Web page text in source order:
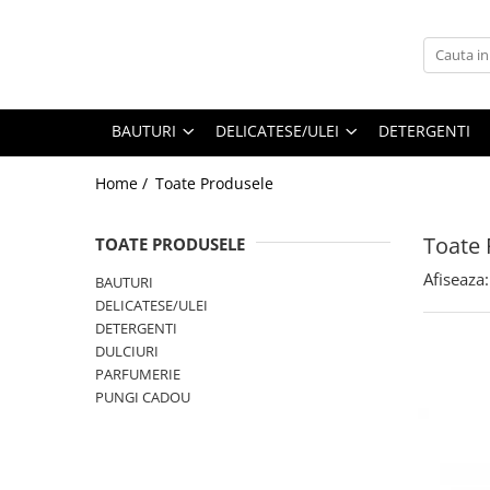
PARFUMURI
BAUTURI DELICATESE/ULEI DETERGENTI
Home / Toate Produsele
Toate
TOATE PRODUSELE
BAUTURI
DELICATESE/ULEI
DETERGENTI
DULCIURI
PARFUMERIE
PUNGI CADOU
Afiseaza: